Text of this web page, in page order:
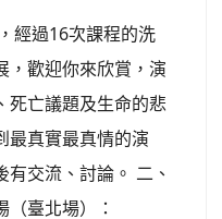
經過16次課程的洗
，歡迎你來欣賞，演
死亡議題及生命的悲
最真實最真情的演
交流、討論。 二、
臺北場）：